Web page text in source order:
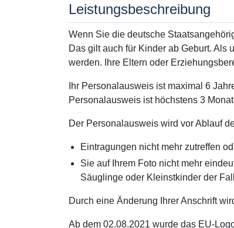
Leistungsbeschreibung
Wenn Sie die deutsche
Das gilt auch für Kinder ab Geburt. Als
werden. Ihre Eltern oder
Ihr Personalausweis ist maximal 6
Personalausweis ist höchstens 3
Der Personalausweis wird vor Ablauf
Eintragungen nicht mehr zutreffen
Sie auf Ihrem Foto nicht mehr
Säuglinge oder Kleinstkinder der
Durch eine Änderung Ihrer Anschrift
Ab dem 02.08.2021 wurde das EU-